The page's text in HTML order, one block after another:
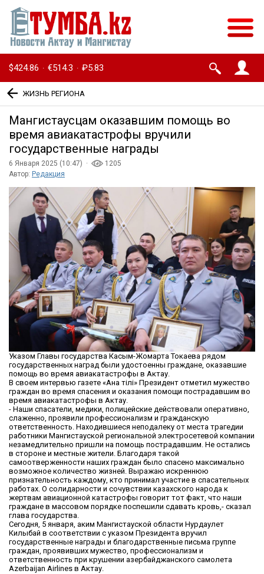
$424.86 · €514.3 · ₽5.83
ЖИЗНЬ РЕГИОНА
Мангистаусцам оказавшим помощь во
время авиакатастрофы вручили
государственные награды
6 Января 2025 (10:47) ·
1205
Автор: Редакция
Указом Главы государства Касым-Жомарта Токаева рядом
государственных наград были удостоенны граждане, оказавшие
помощь во время авиакатастрофы в Актау.
В своем интервью газете «Ана тілі» Президент отметил мужество
граждан во время спасения и оказания помощи пострадавшим во
время авиакатастрофы в Актау.
- Наши спасатели, медики, полицейские действовали оперативно,
слаженно, проявили профессионализм и гражданскую
ответственность. Находившиеся неподалеку от места трагедии
работники Мангистауской региональной электросетевой компании
незамедлительно пришли на помощь пострадавшим. Не остались
в стороне и местные жители. Благодаря такой
самоотверженности наших граждан было спасено максимально
возможное количество жизней. Выражаю искреннюю
признательность каждому, кто принимал участие в спасательных
работах. О солидарности и сочувствии казахского народа к
жертвам авиационной катастрофы говорит тот факт, что наши
граждане в массовом порядке поспешили сдавать кровь,- сказал
глава государства.
Сегодня, 5 января, аким Мангистауской области Нурдаулет
Килыбай в соответствии с указом Президента вручил
государственные награды и благодарственные письма группе
граждан, проявивших мужество, профессионализм и
ответственность при крушении азербайджанского самолета
Azerbaijan Airlines в Актау.